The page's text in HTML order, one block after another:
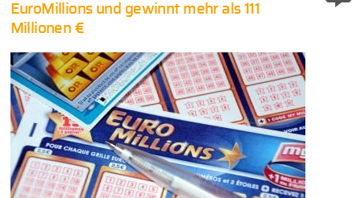
EuroMillions und gewinnt mehr als 111
Millionen €